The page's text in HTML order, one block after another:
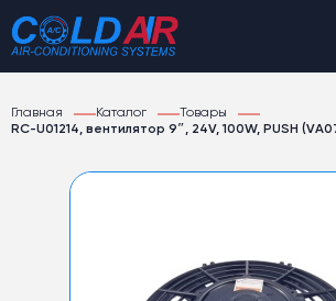
Главная Каталог
Товары
RC-U01214, вентилятор 9″, 24V, 100W, PUSH